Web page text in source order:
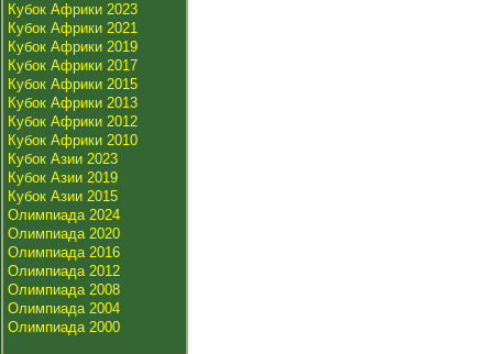
Кубок Африки 2023
Кубок Африки 2021
Кубок Африки 2019
Кубок Африки 2017
Кубок Африки 2015
Кубок Африки 2013
Кубок Африки 2012
Кубок Африки 2010
Кубок Азии 2023
Кубок Азии 2019
Кубок Азии 2015
Олимпиада 2024
Олимпиада 2020
Олимпиада 2016
Олимпиада 2012
Олимпиада 2008
Олимпиада 2004
Олимпиада 2000